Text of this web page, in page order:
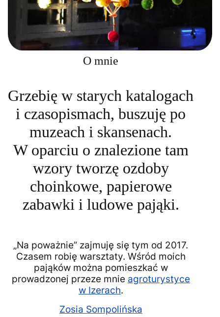
O mnie
Grzebię w starych katalogach
i czasopismach, buszuję po
muzeach i skansenach.
W oparciu o znalezione tam
wzory tworzę ozdoby
choinkowe, papierowe
zabawki i ludowe pająki.
„Na poważnie” zajmuję się tym od 2017.
Czasem robię warsztaty. Wśród moich
pająków można pomieszkać w
prowadzonej przeze mnie agroturystyce
w Izerach.
Zosia Sompolińska